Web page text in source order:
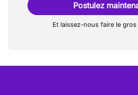
Postulez
Et laissez-nous faire le gros